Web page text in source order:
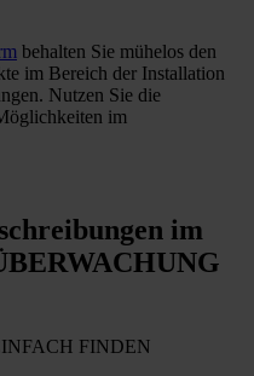
behalten Sie mühelos den
im Bereich der Installation
Nutzen Sie die
im
im
FINDEN